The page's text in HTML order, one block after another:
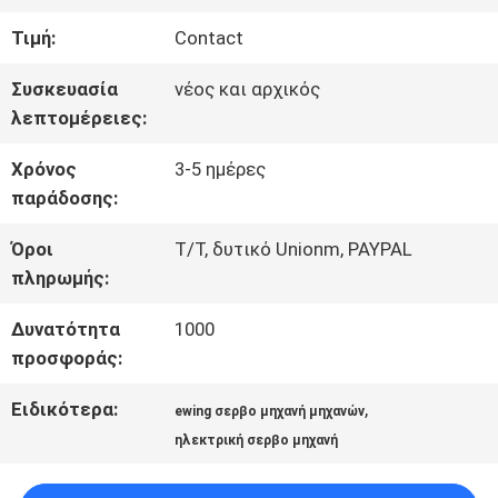
ΠΟΙΟΤΙΚΌΣ
ΈΛΕΓΧΟΣ
ΕΠΑΦΉ
ΝΈΑ
ΌΛΕΣ
ΟΙ
ΠΕΡΙΠΤΏΣΕΙΣ
Τιμή: Contact
Συσκευασία
λεπτομέρειες:
νέος και αρχικός
Χρόνος
παράδοσης:
3-5 ημέρες
Όροι
πληρωμής:
T/T, δυτικό Unionm, PAYPAL
Δυνατότητα
προσφοράς:
1000
Ειδικότερα: ewing σερβο μηχανή μηχανών,
ηλεκτρική σερβο μηχανή